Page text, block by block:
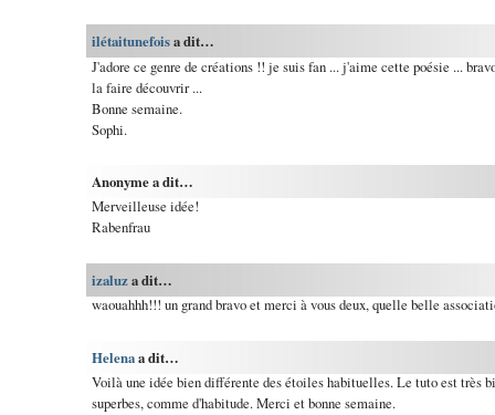
ilétaitunefoisa dit…
J'adore ce genre de créations !! je suis fan ... j'aime cette poésie ...
la faire découvrir ...
Bonne semaine.
Sophi.
Anonyme a dit…
Merveilleuse idée!
Rabenfrau
izaluza dit…
waouahhh!!! un grand bravo et merci à vous deux, quelle belle
Helenaa dit…
Voilà une idée bien différente des étoiles habituelles. Le tuto est très
superbes, comme d'habitude. Merci et bonne semaine.